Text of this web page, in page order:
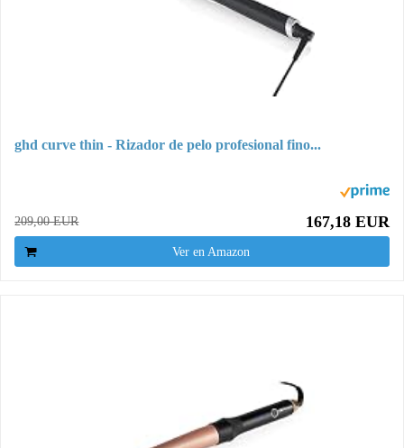
ghd curve thin - Rizador de pelo profesional fino...
209,00 EUR 167,18 EUR
Ver en Amazon